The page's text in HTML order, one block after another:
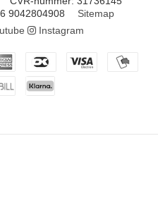
9042804908
Sitemap
Instagram